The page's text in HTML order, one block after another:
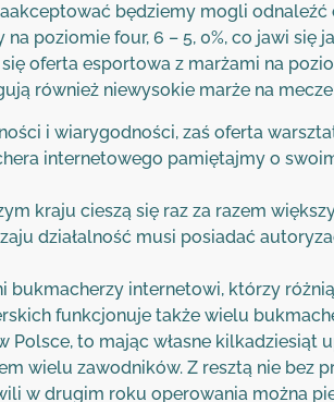
będziemy mogli
na poziomie four, 6 – 5, 0%, co jawi
oferta esportowa z marżami na
również niewysokie marże na
i wiarygodności, zaś oferta
internetowego pamiętajmy o
kraju cieszą się raz za razem
działalność musi posiadać
internetowi, którzy
funkcjonuje także wielu
to mając własne
wielu zawodników. Z resztą nie bez
w drugim roku operowania można